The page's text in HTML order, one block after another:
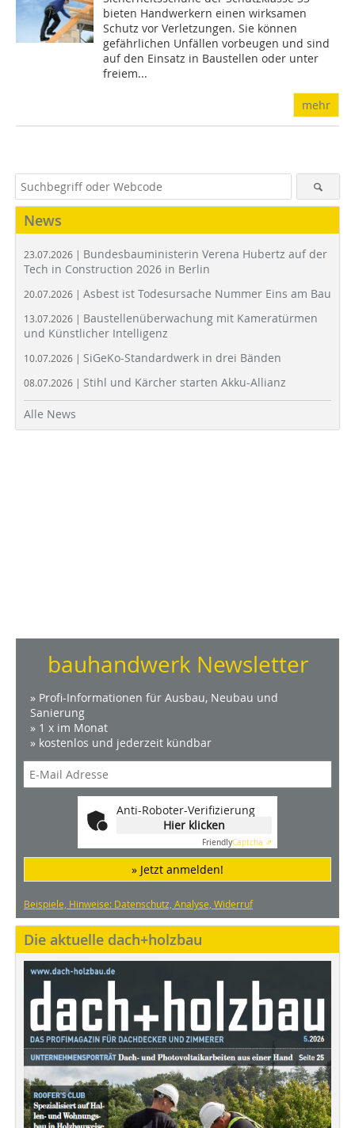
bieten Handwerkern einen wirksamen
Schutz vor Verletzungen. Sie können
gefährlichen Unfällen vorbeugen und sind
auf den Einsatz in Baustellen oder unter
freiem...
mehr
News
23.07.2026 | Bundesbauministerin Verena Hubertz auf der
Tech in Construction 2026 in Berlin
20.07.2026 | Asbest ist Todesursache Nummer Eins am Bau
13.07.2026 | Baustellenüberwachung mit Kameratürmen
und Künstlicher Intelligenz
10.07.2026 | SiGeKo-Standardwerk in drei Bänden
08.07.2026 | Stihl und Kärcher starten Akku-Allianz
Alle News
bauhandwerk Newsletter
» Profi-Informationen für Ausbau, Neubau und
Sanierung
» 1 x im Monat
» kostenlos und jederzeit kündbar
Anti-Roboter-Verifizierung
Hier klicken
FriendlyCaptcha ⇗
» Jetzt anmelden!
Beispiele, Hinweise: Datenschutz, Analyse, Widerruf
Die aktuelle dach+holzbau